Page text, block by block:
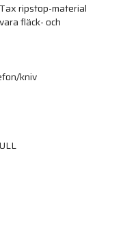
ripstop-material
fläck- och
kniv